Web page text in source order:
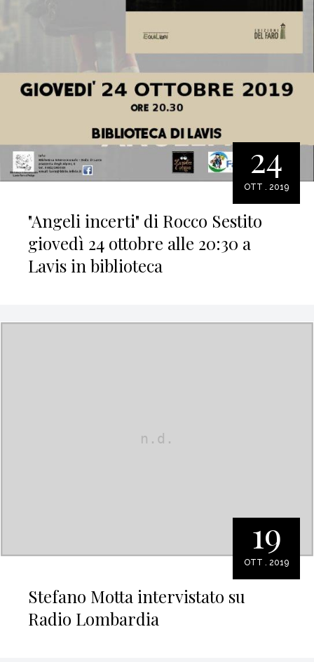
24
OTT . 2019
"Angeli incerti" di Rocco Sestito
giovedì 24 ottobre alle 20:30 a
Lavis in biblioteca
19
OTT . 2019
Stefano Motta intervistato su
Radio Lombardia